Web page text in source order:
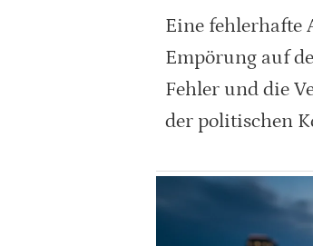
Eine fehlerhafte
Empörung auf
Fehler und die
der politischen